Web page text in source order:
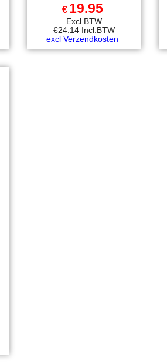
€ 19.95
Excl.BTW
€24.14 Incl.BTW
excl Verzendkosten